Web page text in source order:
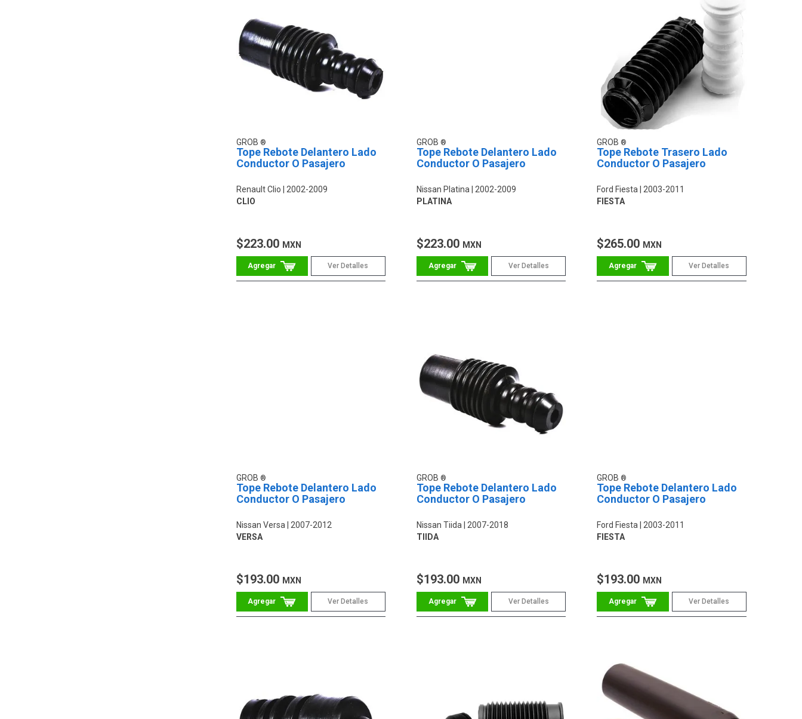
GROB
Tope Rebote Delantero Lado
Conductor O Pasajero
Renault Clio
2002-2009
CLIO
$223.00 MXN
Ver Detalles
GROB
Tope Rebote Delantero Lado
Conductor O Pasajero
Nissan Platina 2002-2009
PLATINA
$223.00 MXN
Ver Detalles
GROB
Tope Rebote Trasero Lado
Conductor O Pasajero
Ford Fiesta 2003-2011
FIESTA
$265.00 MXN
Ver Detalles
GROB
Tope Rebote Delantero Lado
Conductor O Pasajero
Nissan Versa
2007-2012
VERSA
$193.00 MXN
Ver Detalles
GROB
Tope Rebote Delantero Lado
Conductor O Pasajero
Nissan Tiida
2007-2018
TIIDA
$193.00 MXN
Ver Detalles
GROB
Tope Rebote Delantero Lado
Conductor O Pasajero
Ford Fiesta
2003-2011
FIESTA
$193.00 MXN
Ver Detalles